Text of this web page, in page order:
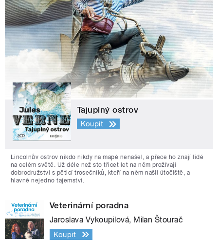
Tajuplný ostrov
Koupit
Lincolnův ostrov nikdo nikdy na mapě nenašel, a přece ho znají lidé
na celém světě. Už déle než sto třicet let na něm prožívají
dobrodružství s pěticí trosečníků, kteří na něm našli útočiště, a
hlavně nejedno tajemství.
Veterinární poradna
Jaroslava Vykoupilová, Milan Štourač
Koupit